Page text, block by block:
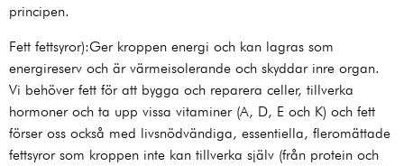
principen.
Fett fettsyror):Ger kroppen energi och kan lagras som
energireserv och är värmeisolerande och skyddar inre organ.
Vi behöver fett för att bygga och reparera celler, tillverka
hormoner och ta upp vissa vitaminer (A, D, E och K) och fett
förser oss också med livsnödvändiga, essentiella, fleromättade
fettsyror som kroppen inte kan tillverka själv (från protein och